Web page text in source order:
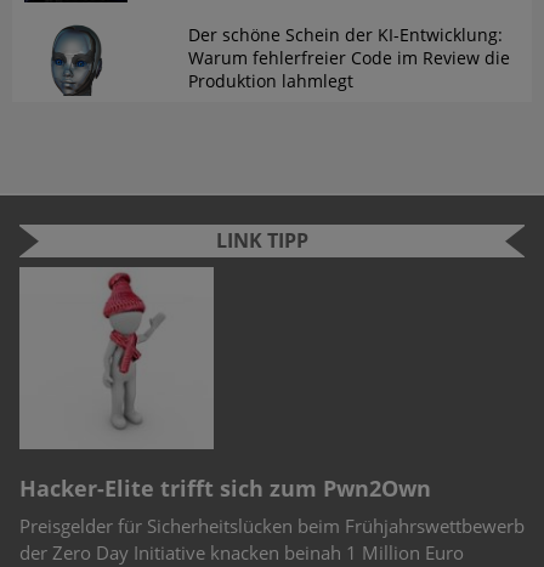
Der schöne Schein der KI-Entwicklung:
Warum fehlerfreier Code im Review die
Produktion lahmlegt
LINK TIPP
Hacker-Elite trifft sich zum Pwn2Own
Preisgelder für Sicherheitslücken beim Frühjahrswettbewerb
der Zero Day Initiative knacken beinah 1 Million Euro